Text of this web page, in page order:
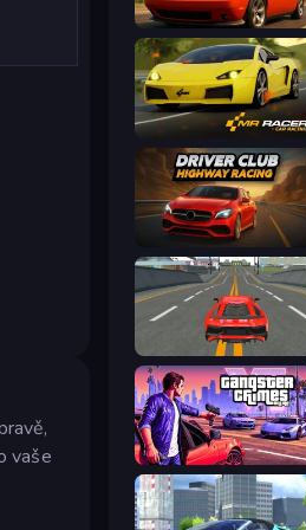
vaše
Drive Quest
Mr. Racer - Car Racing
Driver Club: Highway Racing
Modern Car Racing 2
Gangster Crimes Online 6: Mafia City